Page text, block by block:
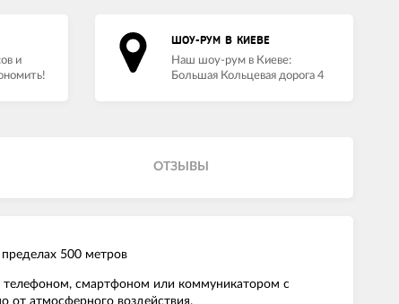
и
ШОУ-РУМ В КИЕВЕ
Наш шоу-рум в Киеве:
Большая Кольцевая дорога 4
ОТЗЫВЫ
500 метров
телефоном, смартфоном или коммуникатором с
атмосферного воздействия.